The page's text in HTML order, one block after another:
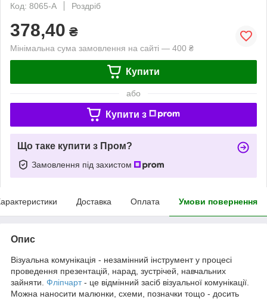
Код: 8065-A
Роздріб
378,40 ₴
Мінімальна сума замовлення на сайті — 400 ₴
Купити
або
Купити з
Що таке купити з Пром?
Замовлення під захистом
Доставка Оплата Умови повернення
Опис
Візуальна комунікація - незамінний інструмент у процесі
проведення презентацій, нарад, зустрічей, навчальних
зайняти. Фліпчарт- це відмінний засіб візуальної комунікації.
Можна наносити малюнки, схеми, позначки тощо - досить